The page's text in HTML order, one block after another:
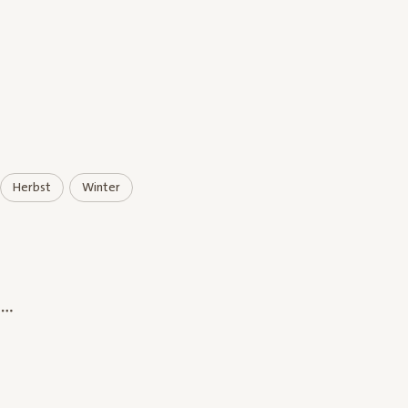
Herbst Winter